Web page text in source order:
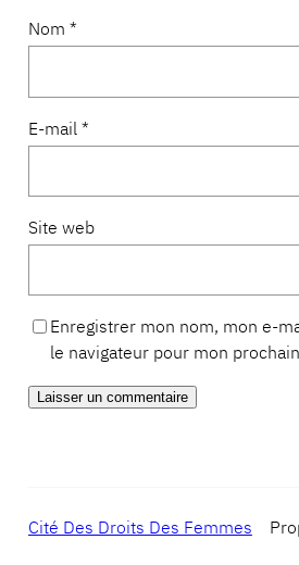
Nom *
E-mail *
Site web
Enregistrer mon nom, mon e-
le navigateur pour mon
Cité Des Droits Des Femmes